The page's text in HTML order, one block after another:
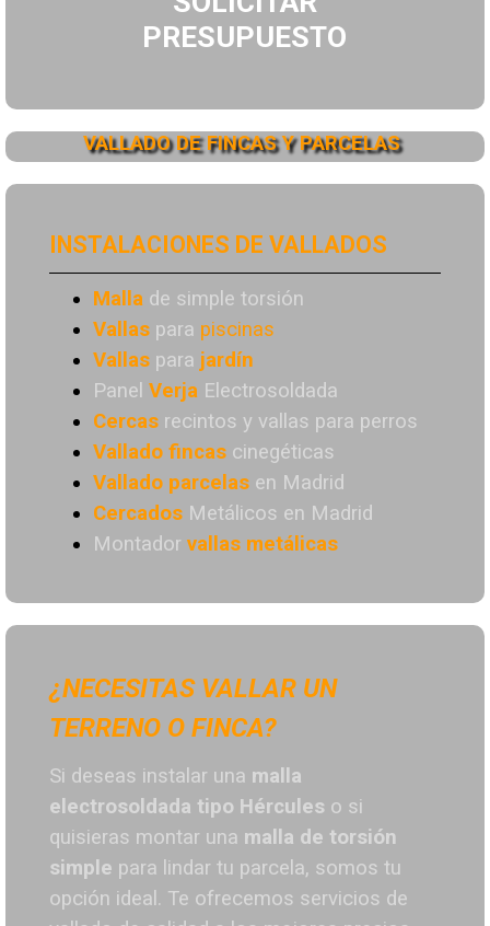
PRESUPUESTO
VALLADO DE FINCAS Y PARCELAS
INSTALACIONES DE VALLADOS
Malla de simple torsión
Vallas para piscinas
Vallas para jardín
Panel Verja Electrosoldada
Cercas recintos y vallas para perros
Vallado fincas cinegéticas
Vallado parcelas en Madrid
Cercados Metálicos en Madrid
Montador vallas metálicas
¿NECESITAS VALLAR UN
TERRENO O FINCA?
Si deseas instalar una malla
electrosoldada tipo Hércules o si
quisieras montar una malla de torsión
simple para lindar tu parcela, somos tu
opción ideal. Te ofrecemos servicios de